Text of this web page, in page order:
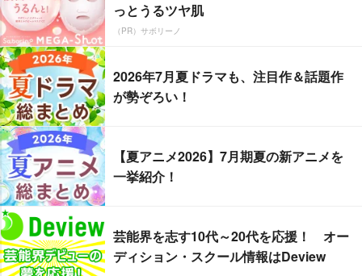
っとうるツヤ肌
（PR）サボリーノ
2026年7月夏ドラマも、注目作＆話題作
が勢ぞろい！
【夏アニメ2026】7月期夏の新アニメを
一挙紹介！
芸能界を志す10代～20代を応援！ オー
ディション・スクール情報はDeview